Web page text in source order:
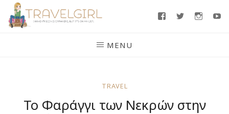
Skip
FacebookTwitter
MENU
TRAVEL
Το Φαράγγι των Νεκρών στην